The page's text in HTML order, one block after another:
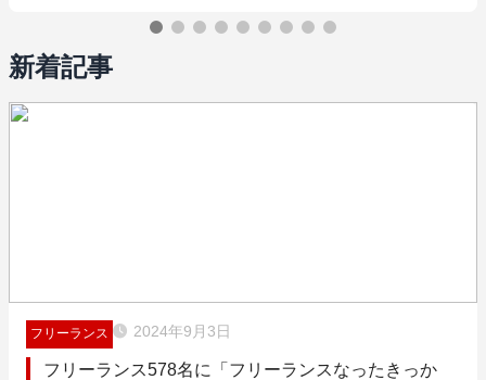
新着記事
フリーランス 2024年9月3日
フリーランス578名に「フリーランスなったきっか